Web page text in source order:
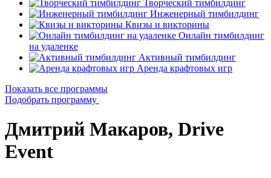
Творческий тимбилдинг
Инженерный тимбилдинг
Квизы и викторины
Онлайн тимбилдинг
на удаленке
Активный тимбилдинг
Аренда крафтовых игр
Показать все программы
Подобрать программу
Дмитрий Макаров, Drive
Event